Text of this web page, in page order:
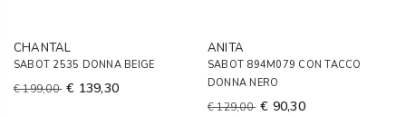
CHANTAL
SABOT 2535 DONNA BEIGE
€ 199,00 € 139,30
ANITA
SABOT 894M079 CON TACCO
DONNA NERO
€ 129,00 € 90,30